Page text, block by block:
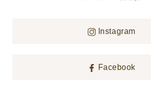
Instagram
Facebook